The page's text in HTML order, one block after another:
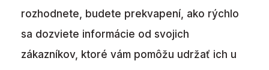
rozhodnete, budete prekvapení, ako rýchlo
sa dozviete informácie od svojich
zákazníkov, ktoré vám pomôžu udržať ich u